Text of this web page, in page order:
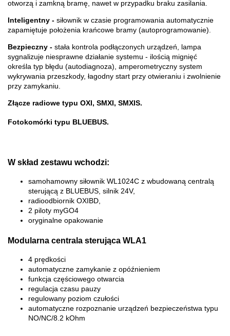
otworzą i zamkną bramę, nawet w przypadku braku zasilania.
Inteligentny - siłownik w czasie programowania automatycznie
zapamiętuje położenia krańcowe bramy (autoprogramowanie).
Bezpieczny - stała kontrola podłączonych urządzeń, lampa
sygnalizuje niesprawne działanie systemu - ilością mignięć
określa typ błędu (autodiagnoza), amperometryczny system
wykrywania przeszkody, łagodny start przy otwieraniu i zwolnienie
przy zamykaniu.
Złącze radiowe typu OXI, SMXI, SMXIS.
Fotokomórki typu BLUEBUS.
W skład zestawu wchodzi:
samohamowny siłownik WL1024C z wbudowaną centralą
sterującą z BLUEBUS, silnik 24V,
radioodbiornik OXIBD,
2 piloty myGO4
oryginalne opakowanie
Modularna centrala sterująca WLA1
4 prędkości
automatyczne zamykanie z opóźnieniem
funkcja częściowego otwarcia
regulacja czasu pauzy
regulowany poziom czułości
automatyczne rozpoznanie urządzeń bezpieczeństwa typu
NO/NC/8.2 kOhm